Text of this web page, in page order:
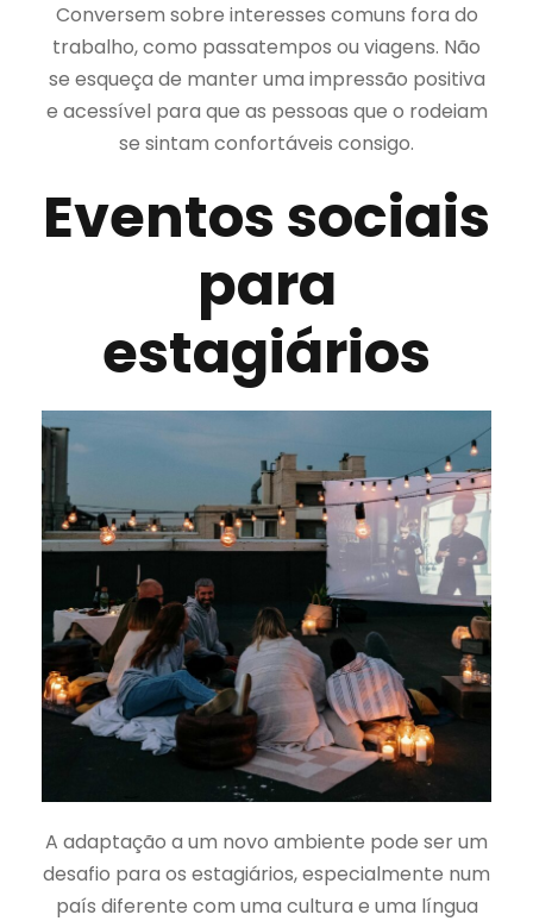
Conversem sobre interesses comuns fora do
trabalho, como passatempos ou viagens. Não
se esqueça de manter uma impressão positiva
e acessível para que as pessoas que o rodeiam
se sintam confortáveis consigo.
Eventos sociais
para
estagiários
A adaptação a um novo ambiente pode ser um
desafio para os estagiários, especialmente num
país diferente com uma cultura e uma língua